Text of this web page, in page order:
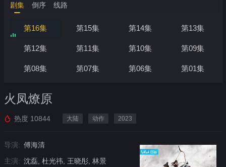
剧集 倒序 线路
第16集 第15集 第14集 第13集
第12集 第11集 第10集 第09集
第08集 第07集 第06集 第01集
火凤燎原
热度 10844 大陆 动作 2023
导演: 傅海清
主演: 沈磊, 杜光祎, 王晓彤, 林景